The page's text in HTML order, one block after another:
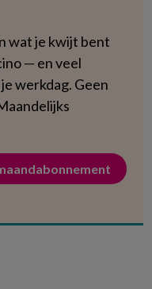
wat je kwijt bent
— en veel
werkdag. Geen